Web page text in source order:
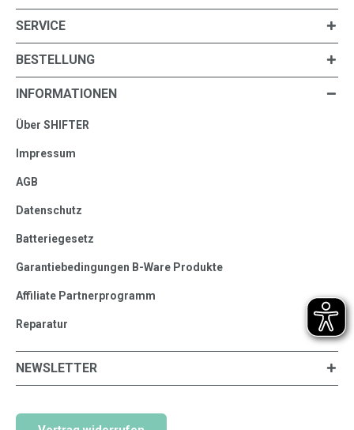
SERVICE
BESTELLUNG
INFORMATIONEN
Über SHIFTER
Impressum
AGB
Datenschutz
Batteriegesetz
Garantiebedingungen B-Ware Produkte
Affiliate Partnerprogramm
Reparatur
NEWSLETTER